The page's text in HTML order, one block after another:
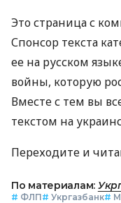
Это страница с
Спонсор текста
ее на русском
войны, которую
Вместе с тем вы
текстом на
Переходите и
По материалам:
# ФЛП# Укргазбанк#